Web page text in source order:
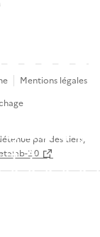
Mentions légales
par des tiers,
2.0